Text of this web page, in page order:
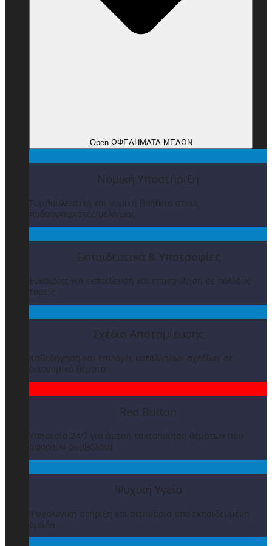
Open ΩΦΕΛΗΜΑΤΑ ΜΕΛΩΝ
Νομική Υποστήριξη
Συμβουλευτική και νομική βοήθεια στους
ποδοσφαιριστές/μέλη μας
Εκπαιδευτικά & Υποτροφίες
Ευκαιρίες για εκπαίδευση και επασχόληση σε πολλούς
τομείς
Σχέδιο Αποταμίευσης
Καθοδήγηση και επιλογές κατάλληλων σχεδίων σε
οικονομικά θέματα
Red Button
Υπηρεσία 24/7 για άμεση τακτοποίηση θεμάτων που
αφορούν συμβόλαια
Ψυχική Υγεία
Ψυχολογική στήριξη και σεμινάρια από εκπαιδευμένη
ομάδα